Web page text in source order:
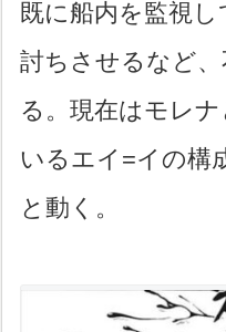
既に船内を監視
討ちさせるなど
る。現在はモレ
いるエイ=イの構
と動く。